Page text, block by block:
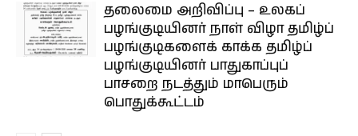
தலைமை அறிவிப்பு – உலகப்
பழங்குடியினர் நாள் விழா தமிழ்ப்
பழங்குடிகளைக் காக்க தமிழ்ப்
பழங்குடியினர் பாதுகாப்புப்
பாசறை நடத்தும் மாபெரும்
பொதுக்கூட்டம்